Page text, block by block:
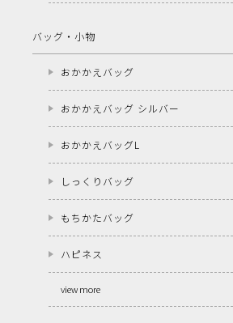
バッグ・小物
おかかえバッグ
おかかえバッグ シルバー
おかかえバッグL
しっくりバッグ
もちかたバッグ
ハピネス
view more